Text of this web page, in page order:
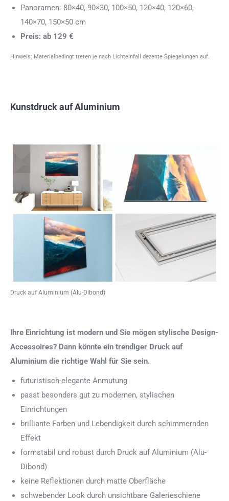
Panoramen: 80×40, 90×30, 100×50, 120×40, 120×60,
140×70, 150×50 cm
Preis: ab 129 €
Hinweis: Materialbedingt treten je nach Lichteinfall dezente Spiegelungen auf.
Kunstdruck auf Aluminium
Druck auf Aluminium (Alu-Dibond)
Ihre Einrichtung ist modern und Sie mögen stylische Design-
Accessoires? Dann könnte ein trendiger Druck auf
Aluminium die richtige Wahl für Sie sein.
futuristisch-elegante Anmutung
passt besonders gut zu modernen, stylischen
Einrichtungen
brilliante Farben und Lebendigkeit durch schimmernden
Effekt
formstabil und robust durch Druck auf Aluminium (Alu-
Dibond)
keine Reflektionen durch matte Oberfläche
schwebender Look durch unsichtbare Galerieschiene